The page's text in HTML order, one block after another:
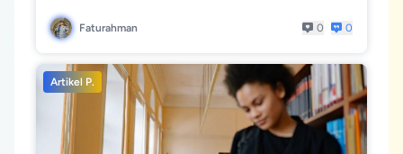
Faturahman 0 0
Artikel P.